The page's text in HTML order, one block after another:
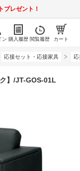
プレゼント！
ン 購入履歴 閲覧履歴 カート
応接セット・応接家具
】/JT-GOS-01L